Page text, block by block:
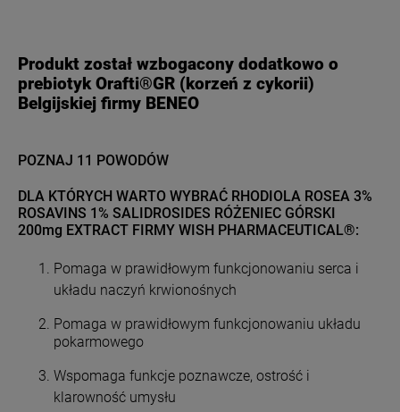
Produkt został wzbogacony dodatkowo o
prebiotyk Orafti®GR (korzeń z cykorii)
Belgijskiej firmy BENEO
POZNAJ 11 POWODÓW
DLA KTÓRYCH WARTO WYBRAĆ RHODIOLA ROSEA 3%
ROSAVINS 1% SALIDROSIDES RÓŻENIEC GÓRSKI
200mg EXTRACT FIRMY WISH PHARMACEUTICAL®:
Pomaga w prawidłowym funkcjonowaniu serca i
układu naczyń krwionośnych
Pomaga w prawidłowym funkcjonowaniu układu
pokarmowego
Wspomaga funkcje poznawcze, ostrość i
klarowność umysłu